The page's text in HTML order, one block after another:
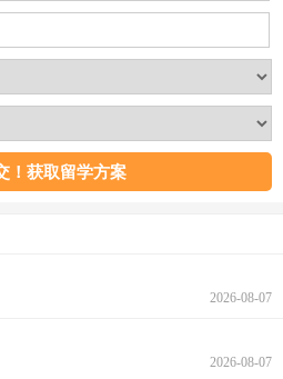
2026-08-07
2026-08-07